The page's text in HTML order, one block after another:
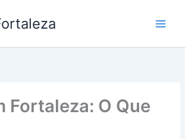
Fortaleza: O Que